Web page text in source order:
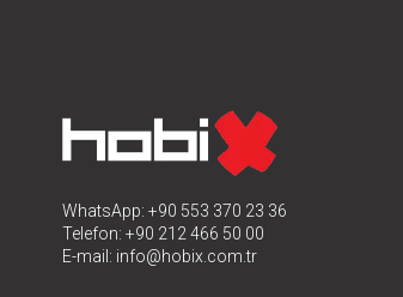
WhatsApp: +90 553 370 23 36
Telefon: +90 212 466 50 00
E-mail: info@hobix.com.tr